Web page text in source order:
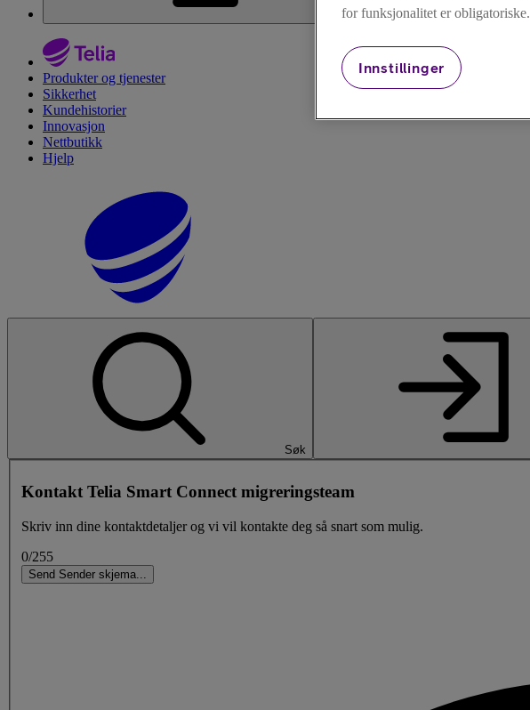
Logg inn
Produkter og tjenester
Sikkerhet
Kundehistorier
Innovasjon
Nettbutikk
Hjelp
Søk
Kontakt Telia Smart Connect migreringsteam
Skriv inn dine kontaktdetaljer og vi vil kontakte deg så snart som mulig.
0/255
Send Sender skjema...
for funksjonalitet er obligatoriske.
Innstillinger